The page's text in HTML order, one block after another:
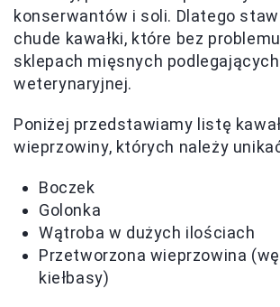
konserwantów i soli. Dlatego
chude kawałki, które bez
sklepach mięsnych
weterynaryjnej.
Poniżej przedstawiamy listę
wieprzowiny, których należy
Boczek
Golonka
Wątroba w dużych ilościach
Przetworzona wieprzowina
kiełbasy)